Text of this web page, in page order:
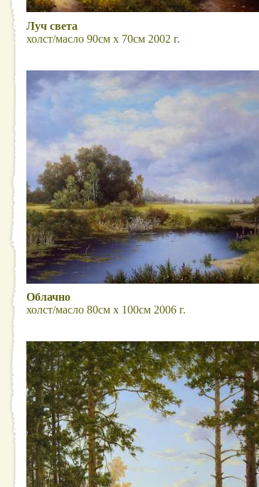
Луч света
холст/масло 90см x 70см 2002 г.
Облачно
холст/масло 80см x 100см 2006 г.